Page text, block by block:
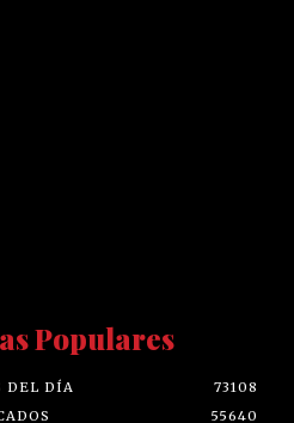
Populares
DEL DÍA
73108
55640